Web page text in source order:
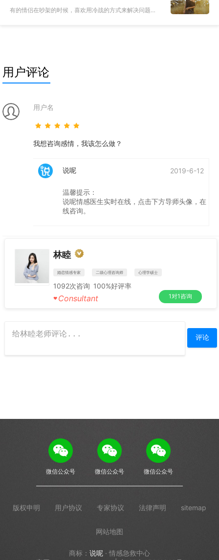
有的情侣在吵架的时候，喜欢用冷战的方式来解决问题，
用户评论
用户名
我想咨询感情，我该怎么做？
说呢 2019-6-12
温馨提示：
说呢情感医生实时在线，点击下方导师头像，在
线咨询。
林睦
婚恋情感专家 二级心理咨询师 心理学硕士
1092次咨询 100%好评率
♥ Consultant 1对1咨询
微信公众号 微信公众号 微信公众号
版权申明 用户协议 专家协议 法律声明 sitemap
网站地图
商标： 说呢 · 情感急救中心